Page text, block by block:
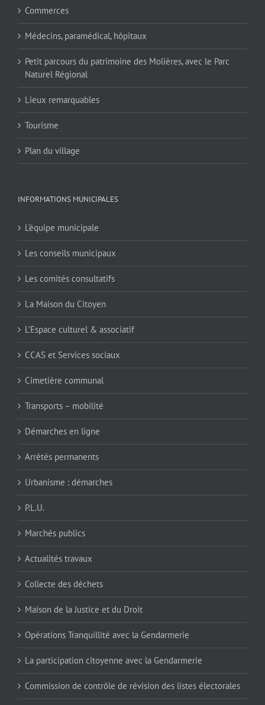
Commerces
Médecins, paramédical, hôpitaux
Petit parcours du patrimoine des Molières, avec le Parc
Naturel Régional
Lieux remarquables
Tourisme
Plan du village
INFORMATIONS MUNICIPALES
L’équipe municipale
Les conseils municipaux
Les comités consultatifs
La Maison du Citoyen
L’Espace culturel & associatif
CCAS et Services sociaux
Cimetière communal
Transports – mobilité
Démarches en ligne
Arrêtés permanents
Urbanisme : démarches
P.L.U.
Marchés publics
Actualités travaux
Collecte des déchets
Maison de la Justice et du Droit
Opérations Tranquillité avec la Gendarmerie
La participation citoyenne avec la Gendarmerie
Commission de contrôle de révision des listes électorales